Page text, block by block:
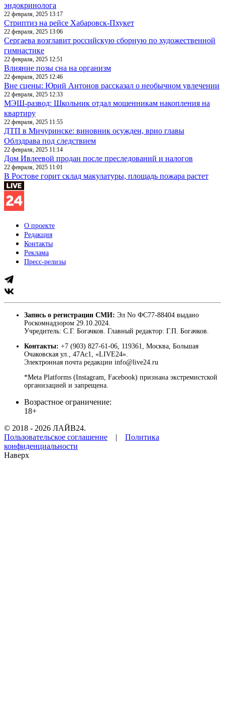
эндокринолога
22 февраля, 2025 13:17
Стриптиз на рейсе Хабаровск-Пхукет
22 февраля, 2025 13:06
Сергаева возглавит российскую сборную по художественной
гимнастике
22 февраля, 2025 12:51
Влияние позы сна на организм
22 февраля, 2025 12:46
Вне сцены: Юрий Антонов рассказал о необычном увлечении
22 февраля, 2025 12:33
МЭШ-развод: Школьник отдал мошенникам накопления на
квартиру
22 февраля, 2025 11:55
ДТП в Мичуринске: виновник осужден, врио главы
Облздрава под следствием
22 февраля, 2025 11:14
Дом Ивлеевой продан после преследований и налогов
22 февраля, 2025 11:01
В Ростове горит склад макулатуры, площадь пожара растет
О проекте
Редакция
Контакты
Реклама
Пресс-релизы
Запись о регистрации СМИ: Эл No ФС77-88404 выдано
Роскомнадзором 29.10.2024.
Учредитель: С.Г. Богачков. Главный редактор: Г.П. Богачков.
Контакты: +7 (903) 827-61-06, 119361, Москва, Большая
Очаковская ул., 47Ас1, «LIVE24».
Электронная почта редакции info@live24.ru
*Meta Platforms (Instagram, Facebook) признана экстремистской
организацией и запрещена.
Возрастное ограничение:
18+
© 2018 - 2026 ЛАЙВ24.
Пользовательское соглашение | Политика
конфиденциальности
Наверх